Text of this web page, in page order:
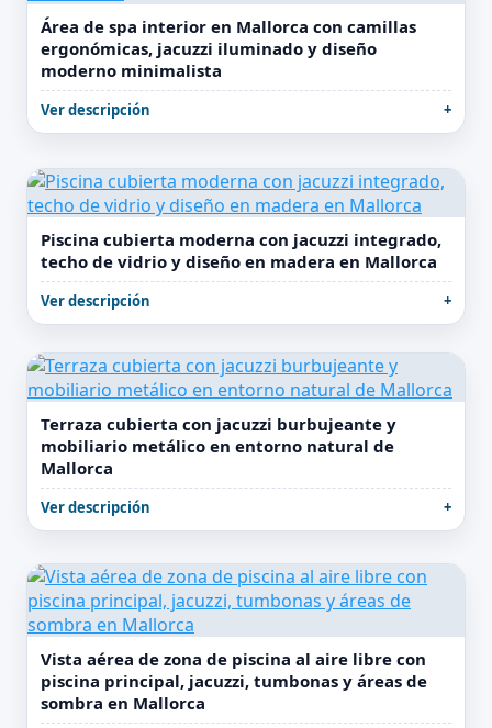
Área de spa interior en Mallorca con camillas
ergonómicas, jacuzzi iluminado y diseño
moderno minimalista
Ver descripción
Piscina cubierta moderna con jacuzzi integrado,
techo de vidrio y diseño en madera en Mallorca
Ver descripción
Terraza cubierta con jacuzzi burbujeante y
mobiliario metálico en entorno natural de
Mallorca
Ver descripción
Vista aérea de zona de piscina al aire libre con
piscina principal, jacuzzi, tumbonas y áreas de
sombra en Mallorca